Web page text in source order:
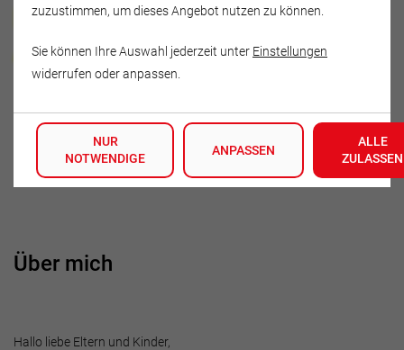
Musikschule Fröhlich
Anke Gumprich
01127 Dresden
Tel.: +4915238501186
Über mich
Hallo liebe Eltern und Kinder,
zuzustimmen, um dieses Angebot nutzen zu können.
Sie können Ihre Auswahl jederzeit unter Einstellungen
widerrufen oder anpassen.
NUR
NOTWENDIGE
ANPASSEN
ALLE
ZULASSEN